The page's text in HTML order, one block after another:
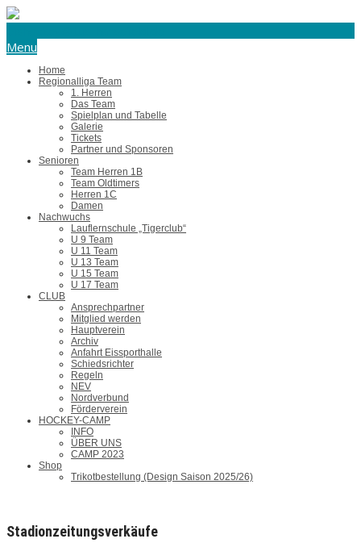
Menu
Home
Regionalliga Team
1. Herren
Das Team
Spielplan und Tabelle
Galerie
Tickets
Partner und Sponsoren
Senioren
Team Herren 1B
Team Oldtimers
Herren 1C
Damen
Nachwuchs
Lauflernschule „Tigerclub“
U 9 Team
U 11 Team
U 13 Team
U 15 Team
U 17 Team
CLUB
Ansprechpartner
Mitglied werden
Hauptverein
Archiv
Anfahrt Eissporthalle
Schiedsrichter
Regeln
NEV
Nordverbund
Förderverein
HOCKEY-CAMP
INFO
ÜBER UNS
CAMP 2023
Shop
Trikotbestellung (Design Saison 2025/26)
Stadionzeitungsverkäufe